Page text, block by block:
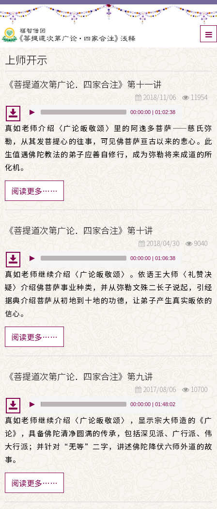
上师开示
《菩提道次第广论．四家合注》第十一讲
2018/11/06 11954
00:00:00 | 01:02:38
真如老师介绍〈广论皈敬颂〉里的阿逸多菩萨——慈氏弥
勒，从其发菩提心的往事，可见佛菩萨亘古以来的悲心。此
生值遇佛陀教法的弟子应善自修行，成为弥勒将来成道的所
化机。
阅读更多……
《菩提道次第广论．四家合注》第十讲
2018/04/30 9040
00:00:00 | 01:06:38
真如老师继续介绍〈广论皈敬颂〉。依语王大师〈礼赞决
疑〉介绍佛菩萨事业种类，并从弥勒文殊二长子说起，引经
据典介绍菩萨从初地到十地的功德，让弟子产生真实皈依的
信心。
阅读更多……
《菩提道次第广论．四家合注》第九讲
2017/08/06 10700
00:00:00 | 01:48:02
真如老师继续介绍〈广论皈敬颂〉，显示宗大师造的《广
论》，具备佛陀清净圆满的传承，包括深见派、广行派、伟
大行派；并针对“无等”二字，讲述佛陀降伏六师外道的故
事。
阅读更多……